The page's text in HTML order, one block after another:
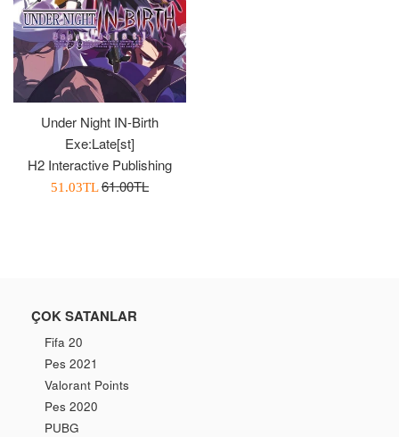
Under Night IN-Birth
Exe:Late[st]
H2 Interactive Publishing
İndirimli
51.03TLNormal
61.00TL
ÇOK SATANLAR
Fifa 20
Pes 2021
Valorant Points
Pes 2020
PUBG